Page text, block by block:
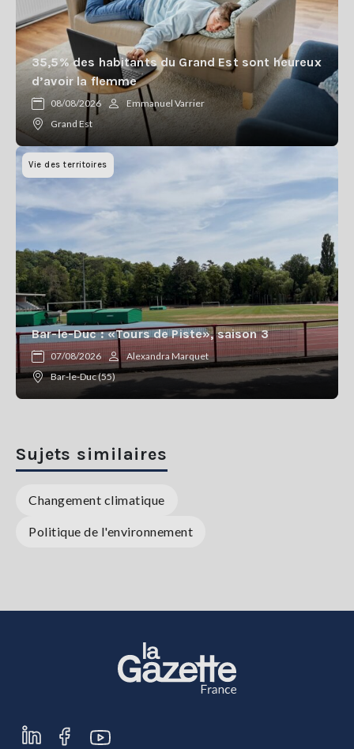
35,5% des habitants du Grand Est sont heureux
d’avoir la flemme
08/08/2026
Emmanuel Varrier
Grand Est
Vie des territoires
Bar-le-Duc : «Tours de Piste», saison 3
07/08/2026
Alexandra Marquet
Bar-le-Duc (55)
Sujets similaires
Changement climatique
Politique de l'environnement